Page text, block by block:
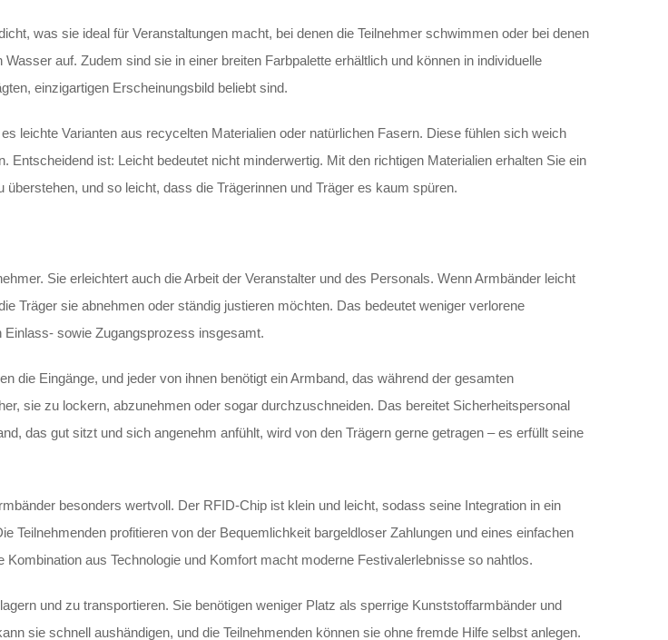
was sie ideal für Veranstaltungen macht, bei denen die Teilnehmer schwimmen oder bei denen
auf. Zudem sind sie in einer breiten Farbpalette erhältlich und können in individuelle
einzigartigen Erscheinungsbild beliebt sind.
leichte Varianten aus recycelten Materialien oder natürlichen Fasern. Diese fühlen sich weich
ist: Leicht bedeutet nicht minderwertig. Mit den richtigen Materialien erhalten Sie ein
und so leicht, dass die Trägerinnen und Träger es kaum spüren.
Sie erleichtert auch die Arbeit der Veranstalter und des Personals. Wenn Armbänder leicht
Träger sie abnehmen oder ständig justieren möchten. Das bedeutet weniger verlorene
sowie Zugangsprozess insgesamt.
die Eingänge, und jeder von ihnen benötigt ein Armband, das während der gesamten
sie zu lockern, abzunehmen oder sogar durchzuschneiden. Das bereitet Sicherheitspersonal
das gut sitzt und sich angenehm anfühlt, wird von den Trägern gerne getragen – es erfüllt seine
besonders wertvoll. Der RFID-Chip ist klein und leicht, sodass seine Integration in ein
profitieren von der Bequemlichkeit bargeldloser Zahlungen und eines einfachen
aus Technologie und Komfort macht moderne Festivalerlebnisse so nahtlos.
und zu transportieren. Sie benötigen weniger Platz als sperrige Kunststoffarmbänder und
sie schnell aushändigen, und die Teilnehmenden können sie ohne fremde Hilfe selbst anlegen.